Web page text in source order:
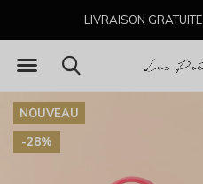
LIVRAISON
NOUVEAU
-28%